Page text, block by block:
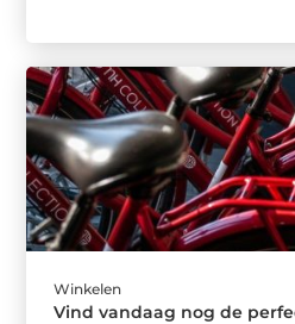
Winkelen
Vind vandaag nog de